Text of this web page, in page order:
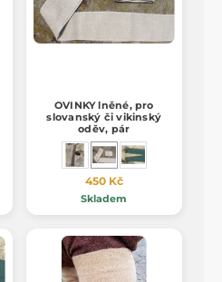
OVINKY lněné, pro
slovanský či vikinský
oděv, pár
450 Kč
Skladem